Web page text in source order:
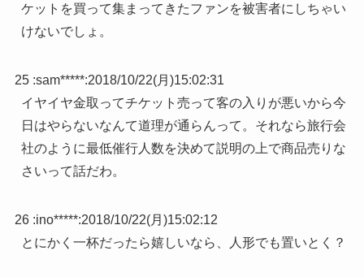
ケットを買って集まってきたファンを被害者にしちゃい
けないでしょ。
25 :sam*****:2018/10/22(月)15:02:31
イヤイヤ金取ってチケット売って客の入りが悪いから今
日はやらないなんて道理が通らんって。それなら旅行会
社のように最低催行人数を決めて説明の上で商品売りな
さいって話だわ。
26 :ino*****:2018/10/22(月)15:02:12
とにかく一杯だったら嬉しいなら、人形でも置いとく？